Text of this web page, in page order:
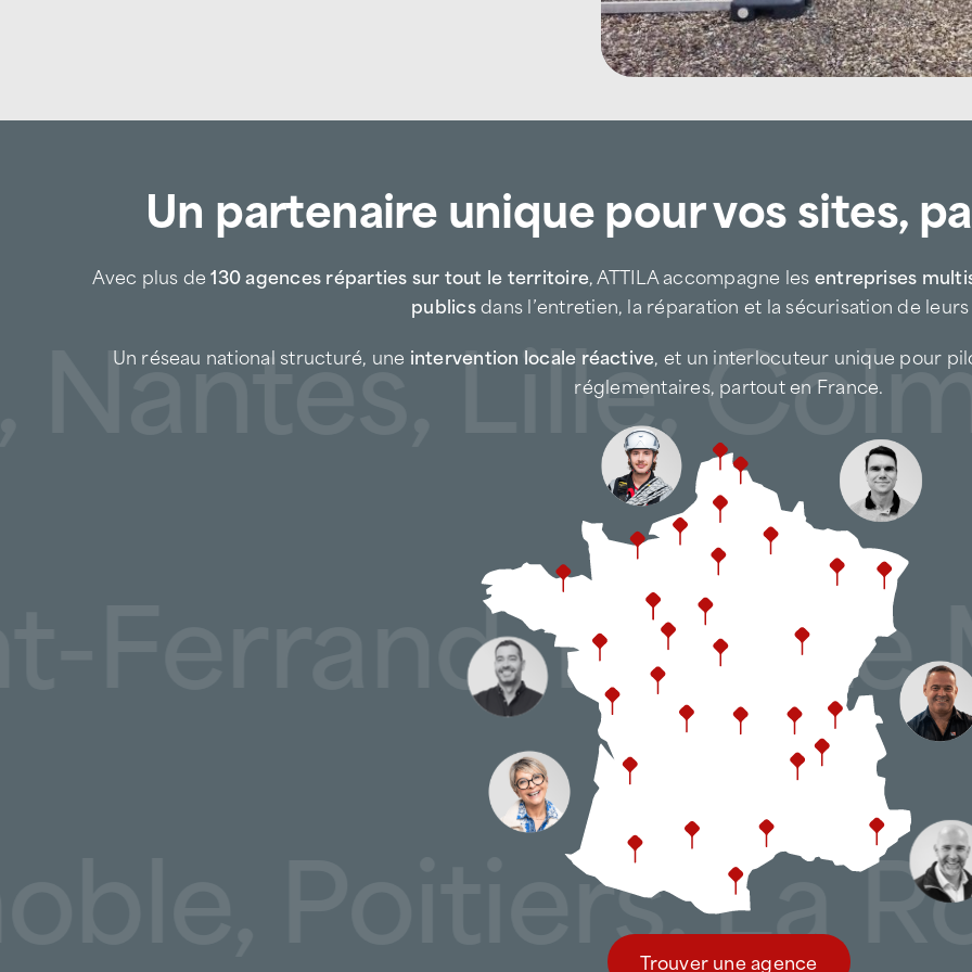
des charges de neige
des infiltrations liées à l’usure
maîtriser les coûts de maintenance.
Une expertise adaptée
plasturgie
Le bassin d’Oyonnax concentre de
ateliers de production, entrepôts et
spécifique.
ATTILA Oyonnax intervient
les
toitures industrielles
les bâtiments de production
les ateliers et entrepôts
les toitures-terrasses et
les éléments sensibles
évacuations).
Chaque intervention est adaptée
avec des actions ciblées et planifiées.
Un partenaire unique pour vos sites,
Avec plus de130 agences réparties sur tout le territoire, ATTILA accompagne lesentreprises
publicsdans l’entretien, la réparation et la sécurisation de
Un réseau national structuré, une intervention locale réactive, et un interlocuteur unique pour
réglementaires, partout en France.
Trouver une agence
Lille,
Ferrand,
Poitiers, La